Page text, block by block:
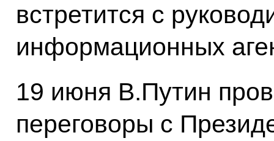
встретится с
информационных
19 июня В.Путин
переговоры с